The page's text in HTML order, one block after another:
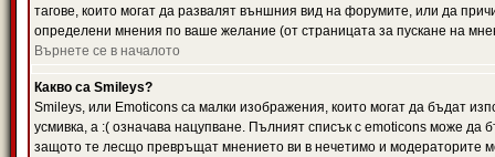
тагове, които могат да развалят външния вид на форумите, или да
определени мнения по ваше желание (от страницата за пускане на
Върнете се в началото
Какво са Smileys?
Smileys, или Emoticons са малки изображения, които могат да бъдат
усмивка, а :( означава нацупване. Пълният списък с emoticons може да
защото те лесщо превръщат мнението ви в нечетимо и модераторите